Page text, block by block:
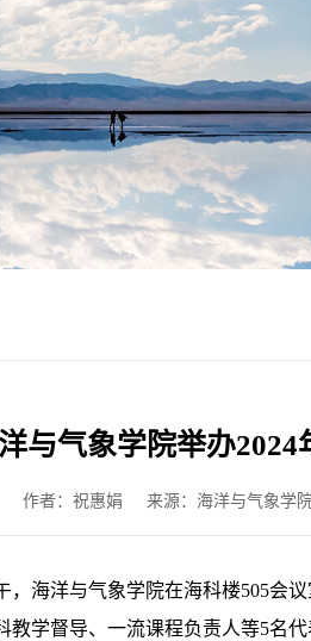
与气象学院举办
作者：祝惠娟 来源：海洋与气象学
，海洋与气象学院在海科楼505会
教学督导、一流课程负责人等5名